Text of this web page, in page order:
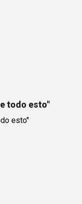
todo esto"